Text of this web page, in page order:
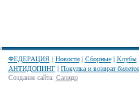
ФЕДЕРАЦИЯ| Новости| Сборные| Клубы
АНТИДОПИНГ| Покупка и возврат
Создание сайта: Салюдо